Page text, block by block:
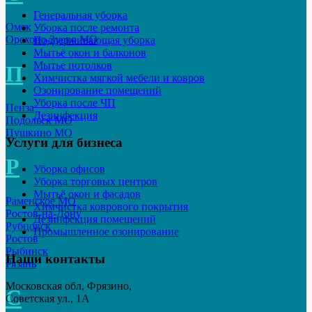
Омск
Орехово-Зуево МО
П
Пенза
Подольск МО
Пушкино МО
Р
Раменское МО
Ростов-на-Дону
Рубцовск
Ростов
Рыбинск
Рязань
С
Генеральная уборка
Уборка после ремонта
Поддерживающая уборка
Мытьё окон и балконов
Мытье потолков
Химчистка мягкой мебели и ковров
Озонирование помещений
Уборка после ЧП
Дезинфекция
Услуги для бизнеса
Уборка офисов
Уборка торговых центров
Мытьё окон и фасадов
Химчистка коврового покрытия
Дезинфекция помещений
Промышленное озонирование
Наши контакты
Московская обл, Фрязино,
Советская ул., 1А